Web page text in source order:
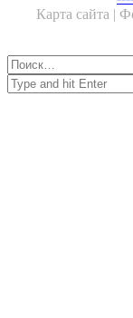
Карта сайта |
Close
Найти:
Close